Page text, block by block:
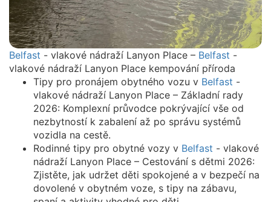
Belfast - vlakové nádraží Lanyon Place – Belfast -
vlakové nádraží Lanyon Place kempování příroda
Tipy pro pronájem obytného vozu v Belfast -
vlakové nádraží Lanyon Place – Základní rady
2026: Komplexní průvodce pokrývající vše od
nezbytností k zabalení až po správu systémů
vozidla na cestě.
Rodinné tipy pro obytné vozy v Belfast - vlakové
nádraží Lanyon Place – Cestování s dětmi 2026:
Zjistěte, jak udržet děti spokojené a v bezpečí na
dovolené v obytném voze, s tipy na zábavu,